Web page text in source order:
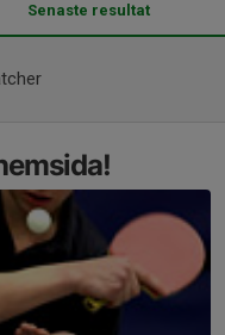
Senaste resultat